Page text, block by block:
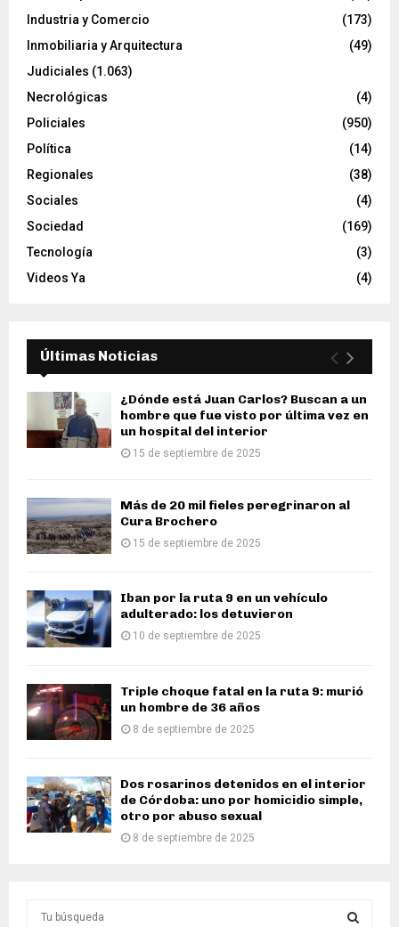
Industria y Comercio
(173)
Inmobiliaria y Arquitectura
(49)
Judiciales (1.063)
Necrológicas
(4)
Policiales
(950)
Política
(14)
Regionales
(38)
Sociales
(4)
Sociedad
(169)
Tecnología
(3)
Videos Ya
(4)
Últimas Noticias
¿Dónde está Juan Carlos? Buscan a un
hombre que fue visto por última vez en
un hospital del interior
15 de septiembre de 2025
Más de 20 mil fieles peregrinaron al
Cura Brochero
15 de septiembre de 2025
Iban por la ruta 9 en un vehículo
adulterado: los detuvieron
10 de septiembre de 2025
Triple choque fatal en la ruta 9: murió
un hombre de 36 años
8 de septiembre de 2025
Dos rosarinos detenidos en el interior
de Córdoba: uno por homicidio simple,
otro por abuso sexual
8 de septiembre de 2025